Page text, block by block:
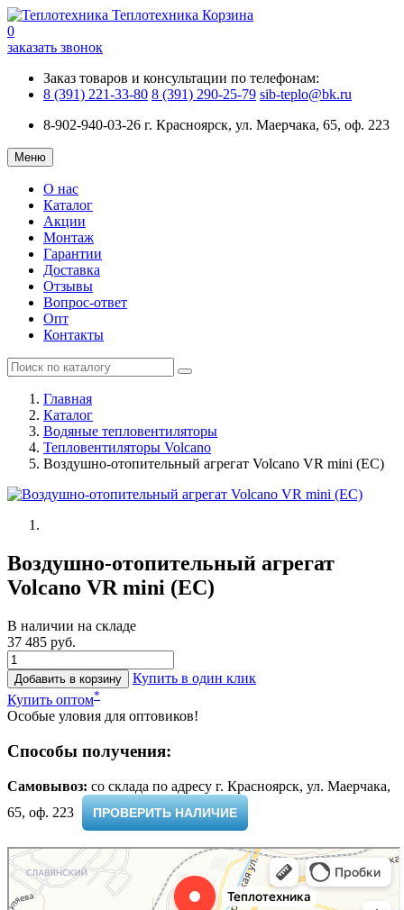
Теплотехника Корзина
0
заказать звонок
Заказ товаров и консультации по телефонам:
8 (391) 221-33-80 8 (391) 290-25-79 sib-teplo@bk.ru
8-902-940-03-26 г. Красноярск, ул. Маерчака, 65, оф. 223
Меню
О нас
Каталог
Акции
Монтаж
Гарантии
Доставка
Отзывы
Вопрос-ответ
Опт
Контакты
Главная
Каталог
Водяные тепловентиляторы
Тепловентиляторы Volcano
Воздушно-отопительный агрегат Volcano VR mini (EC)
Воздушно-отопительный агрегат
Volcano VR mini (EC)
В наличии на складе
37 485 руб.
Добавить в корзину
Купить в один клик
Купить оптом*
Особые уловия для оптовиков!
Способы получения:
Самовывоз: cо склада по адресу г. Красноярск, ул. Маерчака,
65, оф. 223 ​
ПРОВЕРИТЬ НАЛИЧИЕ